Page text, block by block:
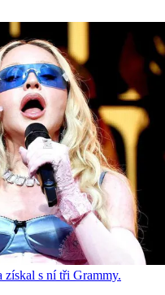
získal s ní tři Grammy.